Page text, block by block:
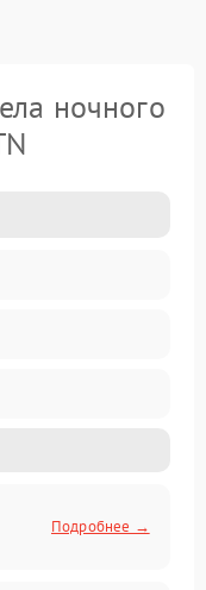
ночного
Подробнее →